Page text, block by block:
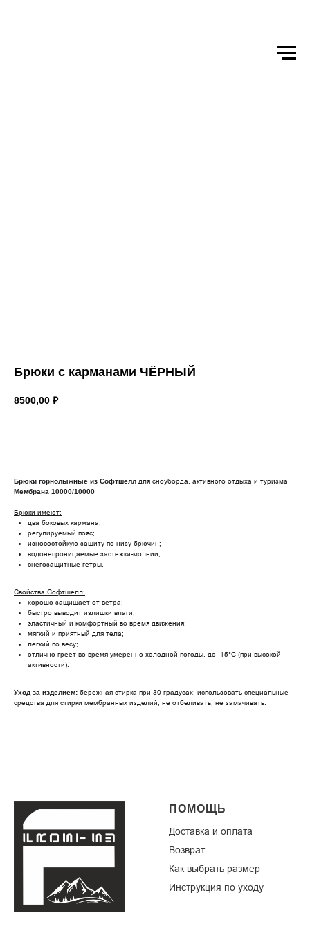
Брюки с карманами ЧЁРНЫЙ
8500,00 ₽
Брюки горнолыжные из Софтшелл для сноуборда, активного отдыха и туризма
Мембрана 10000/10000
Брюки имеют:
два боковых кармана;
регулируемый пояс;
износостойкую защиту по низу брючин;
водонепроницаемые застежки-молнии;
cнегозащитные гетры.
Свойства Софтшелл:
хорошо защищает от ветра;
быстро выводит излишки влаги;
эластичный и комфортный во время движения;
мягкий и приятный для тела;
легкий по весу;
отлично греет во время умеренно холодной погоды, до -15°C (при высокой
активности).
Уход за изделием: бережная стирка при 30 градусах; использовать специальные
средства для стирки мембранных изделий; не отбеливать; не замачивать.
ПОМОЩЬ
Доставка и оплата
Возврат
Как выбрать размер
Инструкция по уходу